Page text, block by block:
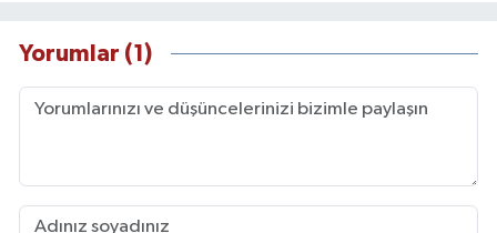
Yorumlar (1)